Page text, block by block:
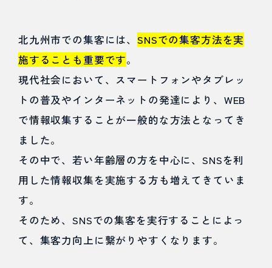
北九州市での集客には、SNSでの集客方法を実
施することも重要です。
現代社会において、スマートフォンやタブレッ
トの普及やインターネットの発達により、WEB
で情報収集することが一般的な方法となってき
ました。
その中で、若い年齢層の方を中心に、SNSを利
用した情報収集を実施する方も増えてきていま
す。
そのため、SNSでの集客を実行することによっ
て、集客力向上に繋がりやすくなります。